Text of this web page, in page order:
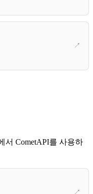
서 CometAPI를 사용하